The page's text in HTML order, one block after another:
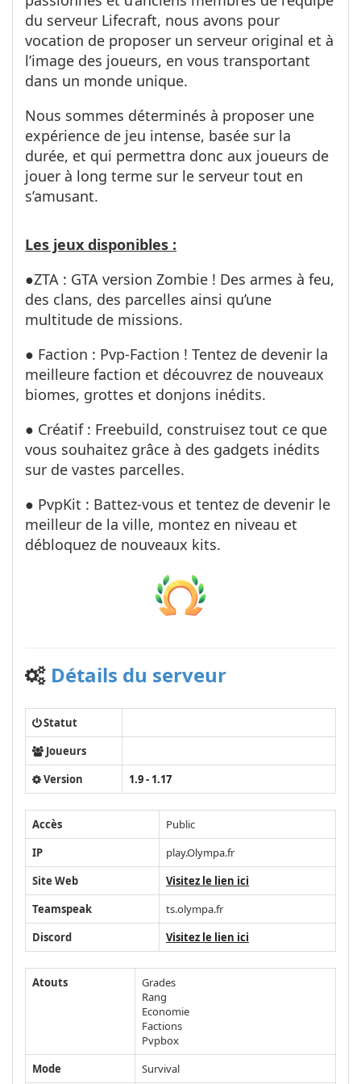
du serveur Lifecraft, nous avons pour
vocation de proposer un serveur original et à
l’image des joueurs, en vous transportant
dans un monde unique.
Nous sommes déterminés à proposer une
expérience de jeu intense, basée sur la
durée, et qui permettra donc aux joueurs de
jouer à long terme sur le serveur tout en
s’amusant.
Les jeux disponibles :
●ZTA : GTA version Zombie ! Des armes à feu,
des clans, des parcelles ainsi qu’une
multitude de missions.
● Faction : Pvp-Faction ! Tentez de devenir la
meilleure faction et découvrez de nouveaux
biomes, grottes et donjons inédits.
● Créatif : Freebuild, construisez tout ce que
vous souhaitez grâce à des gadgets inédits
sur de vastes parcelles.
● PvpKit : Battez-vous et tentez de devenir le
meilleur de la ville, montez en niveau et
débloquez de nouveaux kits.
Détails du serveur
Statut
Joueurs
Version
1.9 - 1.17
Accès
Public
IP
play.Olympa.fr
Site Web
Visitez le lien ici
Teamspeak
ts.olympa.fr
Discord
Visitez le lien ici
Atouts
Grades
Rang
Economie
Factions
Pvpbox
Mode
Survival